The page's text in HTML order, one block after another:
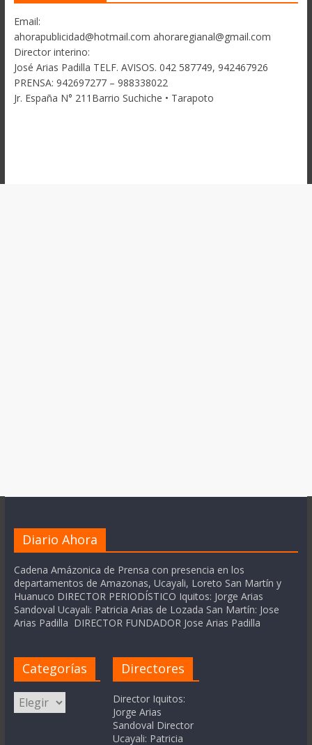
Email:
ahorapublicidad@hotmail.com ahoraregianal@gmail.com
Director interino:
José Arias Padilla TELF. AVISOS. 042 587749, 942467926
PRENSA: 942697277 – 988338022
Jr. España N° 211Barrio Suchiche • Tarapoto
Diario Ahora
Cadena Amázonica de Prensa con presencia en los
departamentos de Amazonas, Ucayali, Loreto San Martín y
Huanuco DIRECTOR PERIODÍSTICO Iquitos: Jorge Arias
Sandoval Ucayali: Patricia Arias de Lozada San Martín: Jose
Arias Padilla DIRECTOR FUNDADOR Jose Arias Padilla
Categorías
Categorías
Directores
Director Iquitos:
Jorge Arias
Sandoval Director
Ucayali: Patricia